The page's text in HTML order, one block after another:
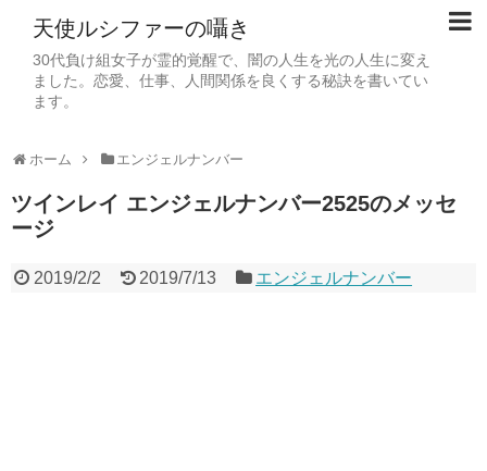
天使ルシファーの囁き
30代負け組女子が霊的覚醒で、闇の人生を光の人生に変え
ました。恋愛、仕事、人間関係を良くする秘訣を書いてい
ます。
ホーム エンジェルナンバー
ツインレイ エンジェルナンバー2525のメッセ
ージ
2019/2/2 2019/7/13 エンジェルナンバー